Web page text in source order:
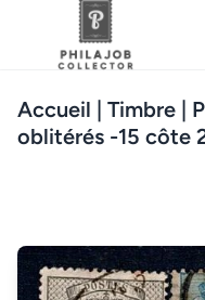
Accueil | Timbre |
oblitérés -15 côte